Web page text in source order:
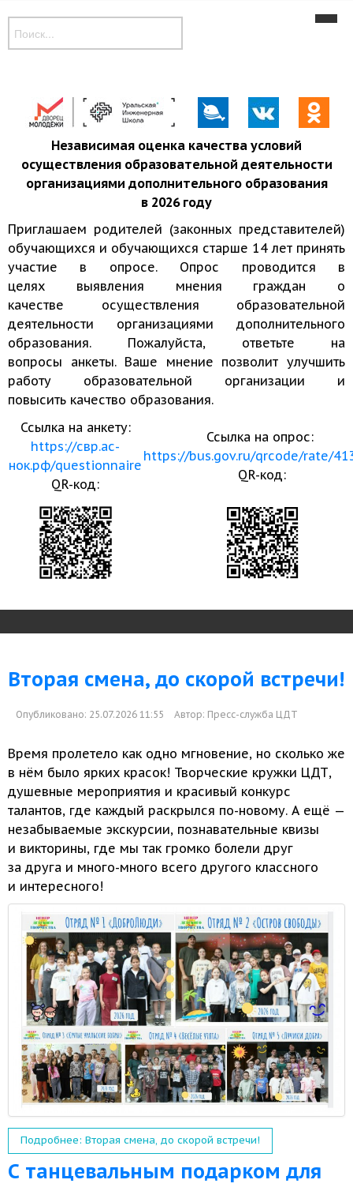
Независимая оценка качества условий
осуществления образовательной деятельности
организациями дополнительного образования
в 2026 году
Приглашаем родителей (законных представителей)
обучающихся и обучающихся старше 14 лет принять
участие в опросе. Опрос проводится в
целях выявления мнения граждан о
качестве осуществления образовательной
деятельности организациями дополнительного
образования. Пожалуйста, ответьте на
вопросы анкеты. Ваше мнение позволит улучшить
работу образовательной организации и
повысить качество образования.
Ссылка на анкету:
https://свр.ас-
нок.рф/questionnaire
QR-код:
Ссылка на опрос:
https://bus.gov.ru/qrcode/rate/
QR-код:
Наши объединения
Контакты
Вторая смена, до скорой встречи!
Опубликовано: 25.07.2026 11:55 Автор: Пресс-служба ЦДТ
Время пролетело как одно мгновение, но сколько же
в нём было ярких красок! Творческие кружки ЦДТ,
душевные мероприятия и красивый конкурс
талантов, где каждый раскрылся по-новому. А ещё —
незабываемые экскурсии, познавательные квизы
и викторины, где мы так громко болели друг
за друга и много-много всего другого классного
и интересного!
Подробнее: Вторая смена, до скорой встречи!
С танцевальным подарком для